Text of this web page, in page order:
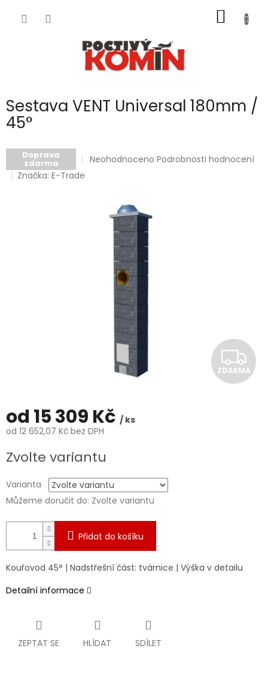
KOŠÍK
Sestava VENT Universal 180mm /
45°
Doprava
zdarma
Průměrné
hvězdiček.
Neohodnoceno Podrobnosti hodnocení
Značka:E-Trade
Z
D
ZDARMA
od 15 309 Kč / ks
od 12 652,07 Kč bez DPH
cena:
Zvolte variantu
Varianta
Můžeme doručit do: Zvolte variantu
Přidat do košíku
Kouřovod 45° | Nadstřešní část: tvárnice | Výška v detailu
Detailní informace
ZEPTAT SE HLÍDAT SDÍLET